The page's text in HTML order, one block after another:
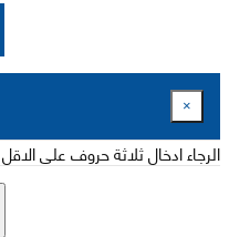
×
الرجاء ادخال ثلاثة حروف على الاقل